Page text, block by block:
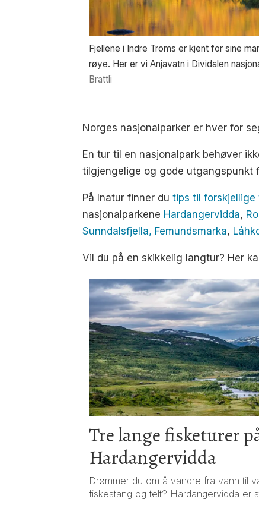
Fjellene i Indre Troms er kjent for sine
røye. Her er vi Anjavatn i Dividalen
Brattli
Norges nasjonalparker er hver for
En tur til en nasjonalpark behøver
tilgjengelige og gode utgangspunkt
På Inatur finner dutips til forskjellige
nasjonalparkene Hardangervidda,
Sunndalsfjella, Femundsmarka,
Vil du på en skikkelig langtur? Her
Tre lange fisketurer
Hardangervidda
Drømmer du om å vandre fra vann til
fiskestang og telt? Hardangervidda er